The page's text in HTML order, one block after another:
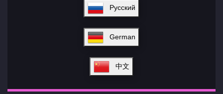
Русский
German
中文